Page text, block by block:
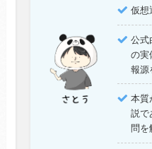
仮想
公式
の実
報源
本質
説で
問を